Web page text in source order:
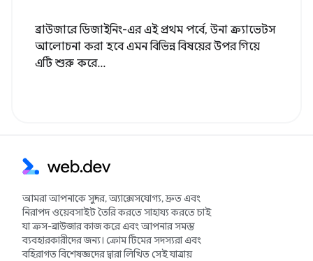
ব্রাউজারে ডিজাইনিং-এর এই প্রথম পর্বে, উনা ক্র্যাভেটস
আলোচনা করা হবে এমন বিভিন্ন বিষয়ের উপর গিয়ে
এটি শুরু করে...
আমরা আপনাকে সুন্দর, অ্যাক্সেসযোগ্য, দ্রুত এবং
নিরাপদ ওয়েবসাইট তৈরি করতে সাহায্য করতে চাই
যা ক্রস-ব্রাউজার কাজ করে এবং আপনার সমস্ত
ব্যবহারকারীদের জন্য। ক্রোম টিমের সদস্যরা এবং
বহিরাগত বিশেষজ্ঞদের দ্বারা লিখিত সেই যাত্রায়